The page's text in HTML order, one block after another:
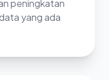
peningkatan
yang ada